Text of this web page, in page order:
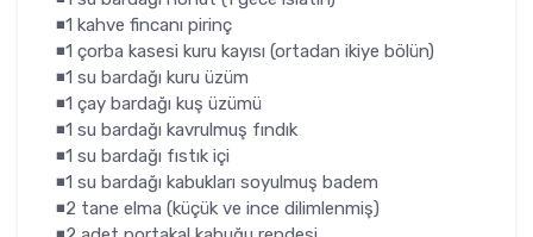
◾1 kahve fincanı pirinç
◾1 çorba kasesi kuru kayısı (ortadan ikiye bölün)
◾1 su bardağı kuru üzüm
◾1 çay bardağı kuş üzümü
◾1 su bardağı kavrulmuş fındık
◾1 su bardağı fıstık içi
◾1 su bardağı kabukları soyulmuş badem
◾2 tane elma (küçük ve ince dilimlenmiş)